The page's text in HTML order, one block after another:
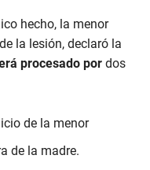
hecho, la menor
la lesión, declaró la
procesado por dos
de la menor
de la madre.